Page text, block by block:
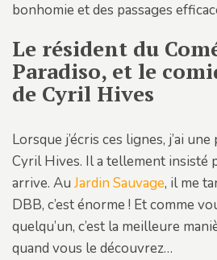
bonhomie et des passages
Le résident du
Paradiso, et le
de Cyril Hives
Lorsque j’écris ces lignes, j’ai
Cyril Hives. Il a tellement insisté
arrive. Au Jardin Sauvage, il me
DBB, c’est énorme ! Et comme
quelqu’un, c’est la meilleure
quand vous le découvrez…